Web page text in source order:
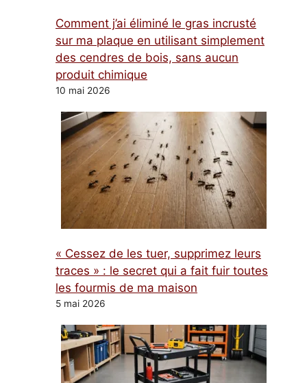
Comment j’ai éliminé le gras incrusté
sur ma plaque en utilisant simplement
des cendres de bois, sans aucun
produit chimique
10 mai 2026
« Cessez de les tuer, supprimez leurs
traces » : le secret qui a fait fuir toutes
les fourmis de ma maison
5 mai 2026